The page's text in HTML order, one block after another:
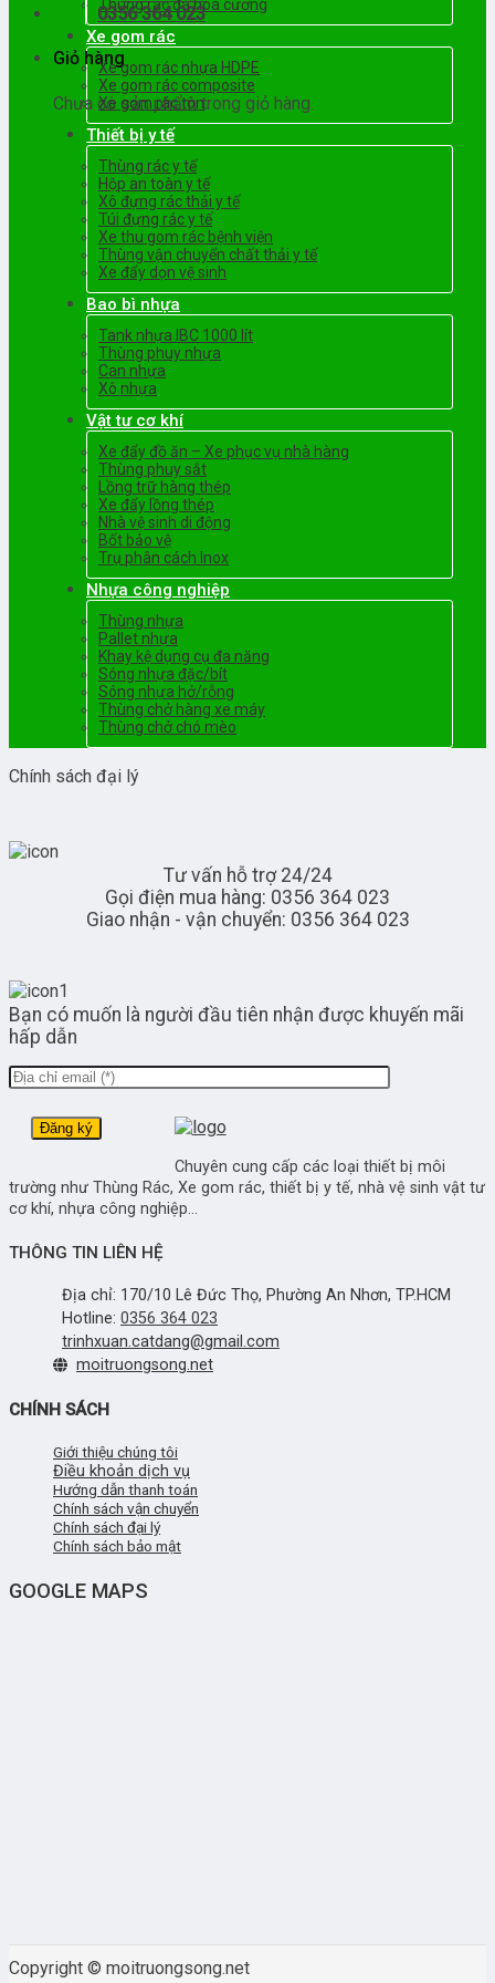
0356 364 023
Giỏ hàng
Chưa có sản phẩm trong giỏ hàng.
Thùng rác đá hoa cương
Xe gom rác
Xe gom rác nhựa HDPE
Xe gom rác composite
Xe gom rác tôn
Thiết bị y tế
Thùng rác y tế
Hộp an toàn y tế
Xô đựng rác thải y tế
Túi đựng rác y tế
Xe thu gom rác bệnh viện
Thùng vận chuyển chất thải y tế
Xe đẩy dọn vệ sinh
Bao bì nhựa
Tank nhựa IBC 1000 lít
Thùng phuy nhựa
Can nhựa
Xô nhựa
Vật tư cơ khí
Xe đẩy đồ ăn – Xe phục vụ nhà hàng
Thùng phuy sắt
Lồng trữ hàng thép
Xe đẩy lồng thép
Nhà vệ sinh di động
Bốt bảo vệ
Trụ phân cách Inox
Nhựa công nghiệp
Thùng nhựa
Pallet nhựa
Khay kệ dụng cụ đa năng
Sóng nhựa đặc/bít
Sóng nhựa hở/rỗng
Thùng chở hàng xe máy
Thùng chở chó mèo
Chính sách đại lý
Tư vấn hỗ trợ 24/24
Gọi điện mua hàng: 0356 364 023
Giao nhận - vận chuyển: 0356 364 023
Bạn có muốn là người đầu tiên nhận được khuyến mãi
hấp dẫn
Chuyên cung cấp các loại thiết bị môi
trường như Thùng Rác, Xe gom rác, thiết bị y tế, nhà vệ sinh vật tư
cơ khí, nhựa công nghiệp...
THÔNG TIN LIÊN HỆ
Địa chỉ: 170/10 Lê Đức Thọ, Phường An Nhơn, TP.HCM
Hotline: 0356 364 023
trinhxuan.catdang@gmail.com
moitruongsong.net
CHÍNH SÁCH
Giới thiệu chúng tôi
Điều khoản dịch vụ
Hướng dẫn thanh toán
Chính sách vận chuyển
Chính sách đại lý
Chính sách bảo mật
GOOGLE MAPS
Copyright © moitruongsong.net